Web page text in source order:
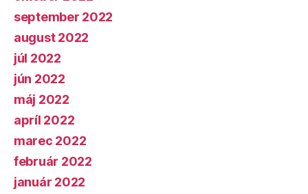
september 2022
august 2022
júl 2022
jún 2022
máj 2022
apríl 2022
marec 2022
február 2022
január 2022